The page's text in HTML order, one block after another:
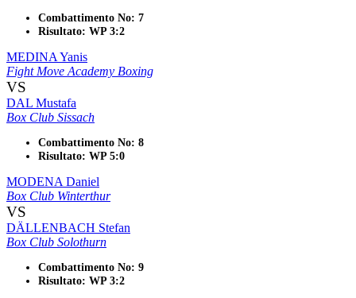
Combattimento No: 7
Risultato: WP 3:2
MEDINA Yanis
Fight Move Academy Boxing
VS
DAL Mustafa
Box Club Sissach
Combattimento No: 8
Risultato: WP 5:0
MODENA Daniel
Box Club Winterthur
VS
DÄLLENBACH Stefan
Box Club Solothurn
Combattimento No: 9
Risultato: WP 3:2